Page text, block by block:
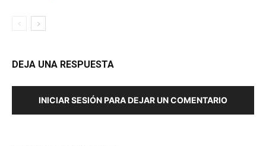
DEJA UNA RESPUESTA
INICIAR SESIÓN PARA DEJAR UN COMENTARIO